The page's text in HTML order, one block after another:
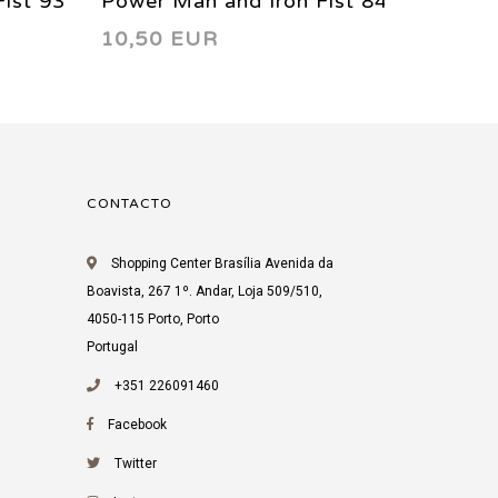
1982
10,50 EUR
CONTACTO
Shopping Center Brasília Avenida da
Boavista, 267 1º. Andar, Loja 509/510,
4050-115 Porto, Porto
Portugal
+351 226091460
Facebook
Twitter